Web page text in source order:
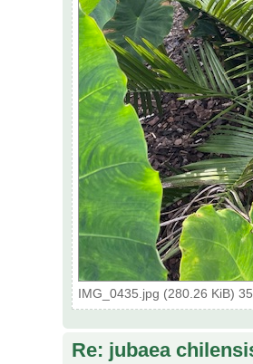
IMG_0435.jpg (280.26 KiB)
Re: jubaea